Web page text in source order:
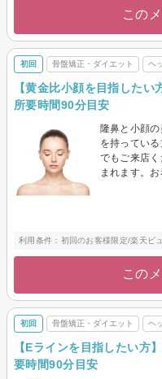
この
初回 骨盤矯正・ダイエット ヘ
【黄金比小顔を目指した
所要時間90分目安
隆鼻と小顔
を持ってい
でもご来店
まれます。
利用条件：初回のお客様限定/楽天ビ
この
初回 骨盤矯正・ダイエット ヘ
【Eラインを目指したい方
要時間90分目安